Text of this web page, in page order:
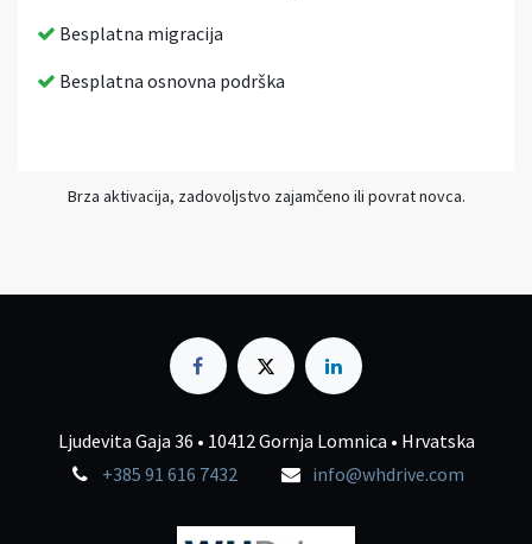
Besplatna migracija
Besplatna osnovna podrška
Brza aktivacija, zadovoljstvo zajamčeno ili povrat novca.
Ljudevita Gaja 36 • 10412 Gornja Lomnica • Hrvatska
+385 91 616 7432
info@whdrive.com